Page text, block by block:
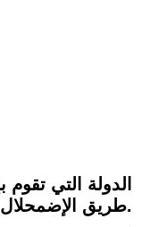
الدولة التي
طريق الإضمحلال.